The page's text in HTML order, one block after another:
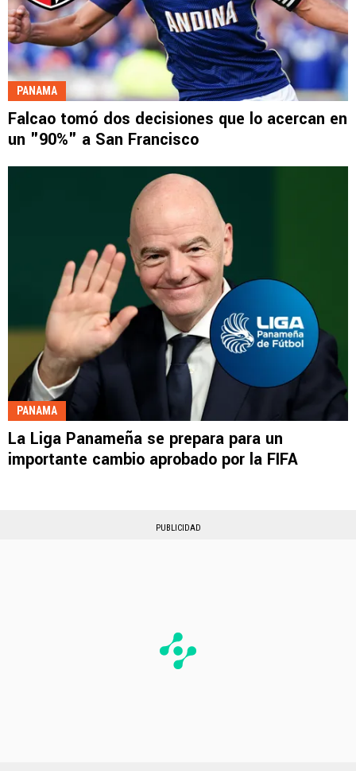
PANAMA
Falcao tomó dos decisiones que lo acercan en
un "90%" a San Francisco
PANAMA
La Liga Panameña se prepara para un
importante cambio aprobado por la FIFA
PUBLICIDAD